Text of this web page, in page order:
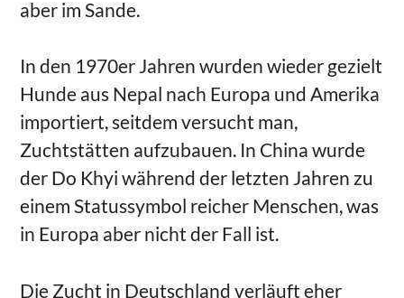
aber im Sande.
In den 1970er Jahren wurden wieder gezielt
Hunde aus Nepal nach Europa und Amerika
importiert, seitdem versucht man,
Zuchtstätten aufzubauen. In China wurde
der Do Khyi während der letzten Jahren zu
einem Statussymbol reicher Menschen, was
in Europa aber nicht der Fall ist.
Die Zucht in Deutschland verläuft eher